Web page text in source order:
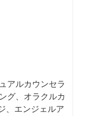
アルカウンセラ
グ、オラクルカ
、エンジェルア